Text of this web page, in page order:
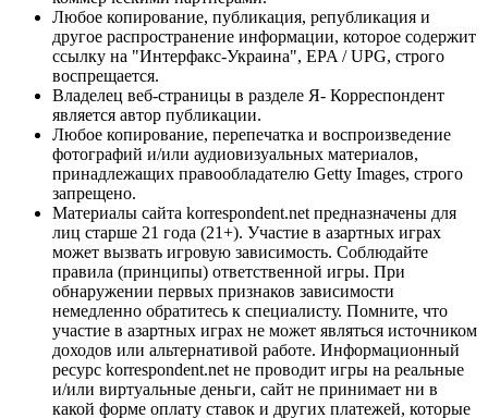
Любое копирование, публикация, републикация и
другое распространение информации, которое содержит
ссылку на "Интерфакс-Украина", EPA / UPG, строго
воспрещается.
Владелец веб-страницы в разделе Я- Корреспондент
является автор публикации.
Любое копирование, перепечатка и воспроизведение
фотографий и/или аудиовизуальных материалов,
принадлежащих правообладателю Getty Images, строго
запрещено.
Материалы сайта korrespondent.net предназначены для
лиц старше 21 года (21+). Участие в азартных играх
может вызвать игровую зависимость. Соблюдайте
правила (принципы) ответственной игры. При
обнаружении первых признаков зависимости
немедленно обратитесь к специалисту. Помните, что
участие в азартных играх не может являться источником
доходов или альтернативой работе. Информационный
ресурс korrespondent.net не проводит игры на реальные
и/или виртуальные деньги, сайт не принимает ни в
какой форме оплату ставок и других платежей, которые